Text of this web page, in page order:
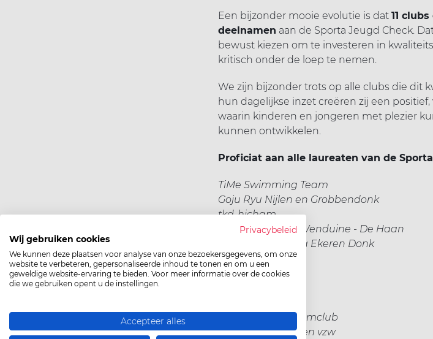
Een bijzonder mooie evolutie is dat 11
deelnamen aan de Sporta Jeugd Check.
bewust kiezen om te investeren in
kritisch onder de loep te nemen.
We zijn bijzonder trots op alle clubs die dit
hun dagelijkse inzet creëren zij een
waarin kinderen en jongeren met plezier
kunnen ontwikkelen.
Proficiat aan alle laureaten van de
TiMe Swimming Team
Goju Ryu Nijlen en Grobbendonk
tkd-hicham
Vrije zwemmers Wenduine - De Haan
Turnkring Estetika Ekeren Donk
Borsbeek TTC
SCHUBAD HERK
Lichterveldse Zwemclub
Atletiekclub Staden vzw
Privacybeleid
Wij gebruiken cookies
We kunnen deze plaatsen voor analyse van onze bezoekersgegevens, om onze
website te verbeteren, gepersonaliseerde inhoud te tonen en om u een
geweldige website-ervaring te bieden. Voor meer informatie over de cookies
die we gebruiken opent u de instellingen.
Accepteer alles